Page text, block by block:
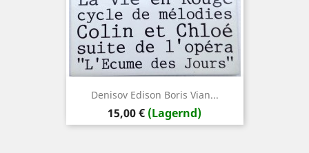
Denisov Edison Boris Vian...
Preis
15,00 € (Lagernd)